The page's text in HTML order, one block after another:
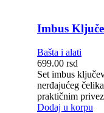
Imbus
Bašta i alati
699.00 rsd
Set imbus
nerđajućeg
praktičnim
Dodaj u korpu